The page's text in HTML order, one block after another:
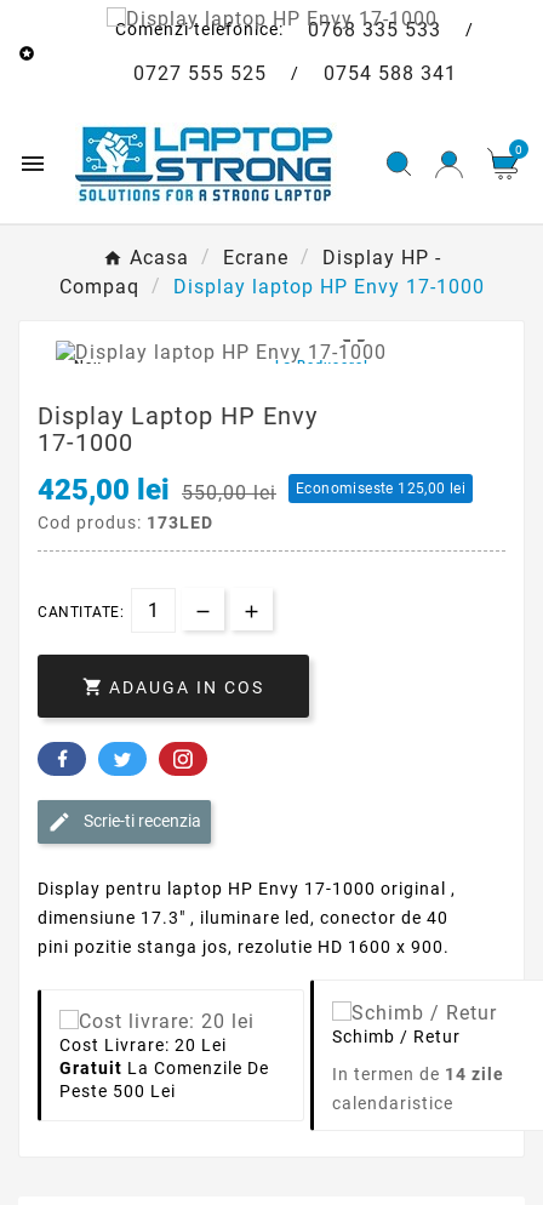

Comenzi telefonice: 0768 335 533
0727 555 525 / 0754 588 341
 0
Acasa Ecrane
Display HP -
Compaq
Display laptop HP Envy 17-1000
Nou La Reducere!
Display Laptop HP Envy
17-1000
425,00 lei 550,00 lei Economiseste 125,00 lei
Cod produs: 173LED
CANTITATE:
 ADAUGA IN COS
Scrie-ti recenzia
Display pentru laptop HP Envy 17-1000 original ,
dimensiune 17.3" , iluminare led, conector de 40
pini pozitie stanga jos, rezolutie HD 1600 x 900.
Cost Livrare: 20 Lei
Gratuit La Comenzile De
Peste 500 Lei
Schimb / Retur
In termen de 14 zile
calendaristice